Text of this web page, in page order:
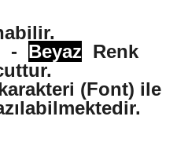
- Beyaz Renk
(Font) ile